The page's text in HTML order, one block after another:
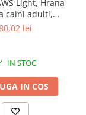
Light, Hrana
caini adulti,
greutatii, Talie
lei
IN STOC
IN COS